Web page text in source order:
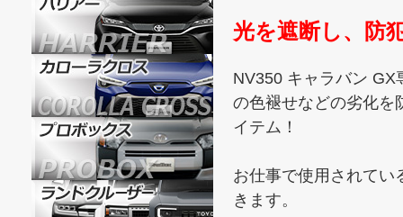
光を遮断し、防
NV350 キャラバン
の色褪せなどの劣化を
イテム！
お仕事で使用されてい
きます。